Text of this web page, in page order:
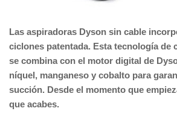
Las aspiradoras Dyson sin cable
ciclones patentada. Esta tecnología de
se combina con el motor digital de
níquel, manganeso y cobalto para
succión. Desde el momento que
que acabes.